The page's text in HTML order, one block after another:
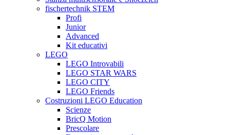
fischertechnik STEM
Profi
Junior
Advanced
Kit educativi
LEGO
LEGO Introvabili
LEGO STAR WARS
LEGO CITY
LEGO Friends
Costruzioni LEGO Education
Scienze
BricQ Motion
Prescolare